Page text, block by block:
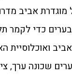
אביב
כדי לקמר
ואוכלוסיית
שכונה ערך,